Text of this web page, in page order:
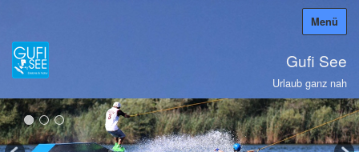
Gufi See
Urlaub ganz nah
Menü